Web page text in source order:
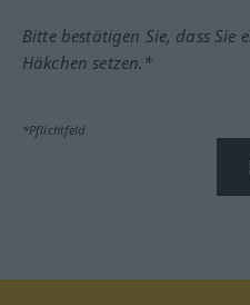
Bitte bestätigen Sie, dass Sie
Häkchen setzen.*
*Pflichtfeld